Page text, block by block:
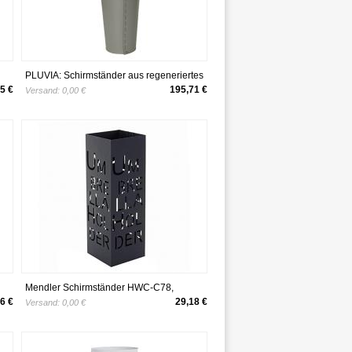
€
PLUVIA: Schirmständer aus regeneriertes
Leder, farbe Taubengrau,
Versand: 0,00 € 195,71 €
€
Mendler Schirmständer HWC-C78,
Regenschirmständer Schirmhalter
Versand: 0,00 € 29,18 €